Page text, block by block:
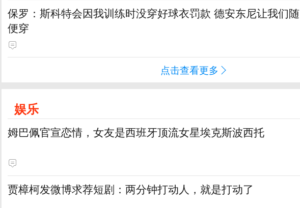
保罗：斯科特会因我训练时没穿好球衣罚款 德安东尼让我们随
便穿
点击查看更多
娱乐
姆巴佩官宣恋情，女友是西班牙顶流女星埃克斯波西托
贾樟柯发微博求荐短剧：两分钟打动人，就是打动了